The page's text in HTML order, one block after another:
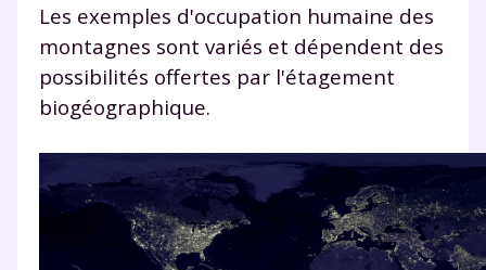
Les exemples d'occupation humaine des
montagnes sont variés et dépendent des
possibilités offertes par l'étagement
biogéographique.
Fermer
Envie de progresser
et de réussir votre
année scolaire ?